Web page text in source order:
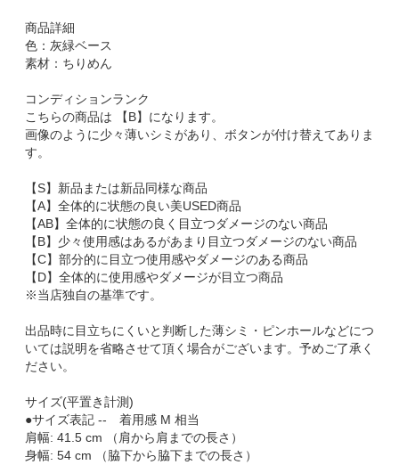
商品詳細
色：灰緑ベース
素材：ちりめん
コンディションランク
こちらの商品は 【B】になります。
画像のように少々薄いシミがあり、ボタンが付け替えてありま
す。
【S】新品または新品同様な商品
【A】全体的に状態の良い美USED商品
【AB】全体的に状態の良く目立つダメージのない商品
【B】少々使用感はあるがあまり目立つダメージのない商品
【C】部分的に目立つ使用感やダメージのある商品
【D】全体的に使用感やダメージが目立つ商品
※当店独自の基準です。
出品時に目立ちにくいと判断した薄シミ・ピンホールなどにつ
いては説明を省略させて頂く場合がございます。予めご了承く
ださい。
サイズ(平置き計測)
●サイズ表記 -- 着用感 M 相当
肩幅: 41.5 cm （肩から肩までの長さ）
身幅: 54 cm （脇下から脇下までの長さ）